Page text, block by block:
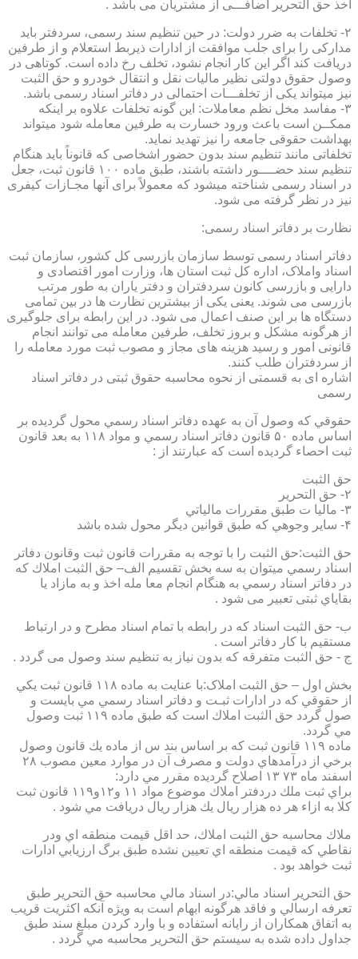
اخذ حق التحریر اضافـــی از مشتریان می باشد .
۲- تخلفات به ضرر دولت: در حین تنظیم سند رسمی، سردفتر باید
مدارکی را برای جلب موافقت از ادارات ذیربط استعلام و از طرفین
دریافت کند اگر این کار انجام نشود، تخلف رخ داده است. کوتاهی در
وصول حقوق دولتی نظیر مالیات نقل و انتقال خودرو و حق الثبت
نیز میتواند یکی از تخلفـــات احتمالی در دفاتر اسناد رسمی باشد.
۳- مفاسد مخل نظم معاملات: این گونه تخلفات علاوه بر اینکه
ممکــن است باعث ورود خسارت به طرفین معامله شود میتواند
بهداشت حقوقی جامعه را نیز تهدید نماید.
تخلفاتی مانند تنظیم سند بدون حضور اشخاصی که قانوناً باید هنگام
تنظیم سند حضــــور داشته باشند، طبق ماده ۱۰۰ قانون ثبت، جعل
در اسناد رسمی شناخته میشود که معمولاً برای آنها مجـازات کیفری
نیز در نظر گرفته می شود.
نظارت بر دفاتر اسناد رسمی:
دفاتر اسناد رسمی توسط سازمان بازرسی کل کشور، سازمان ثبت
اسناد واملاک، اداره کل ثبت استان ها، وزارت امور اقتصادی و
دارایی و بازرسی کانون سردفتران و دفتر یاران به طور مرتب
بازرسی می شوند. یعنی یکی از بیشترین نظارت ها در بین تمامی
دستگاه ها بر این صنف اعمال می شود. در این رابطه برای جلوگیری
از هرگونه مشکل و بروز تخلف، طرفین معامله می توانند انجام
قانونی امور و رسید هزینه های مجاز و مصوب ثبت مورد معامله را
از سردفتران طلب کنند.
اشاره ای به قسمتی از نحوه محاسبه حقوق ثبتی در دفاتر اسناد
رسمی
حقوقي كه وصول آن به عهده دفاتر اسناد رسمي محول گرديده بر
اساس ماده ۵۰ قانون دفاتر اسناد رسمي و مواد ۱۱۸ به بعد قانون
ثبت احصاء گرديده است كه عبارتند از :
حق الثبت
۲- حق التحرير
۳- ماليا ت طبق مقررات مالياتي
۴- ساير وجوهي كه طبق قوانين ديگر محول شده باشد
حق الثبت:حق الثبت را با توجه به مقررات قانون ثبت وقانون دفاتر
اسناد رسمي ميتوان به سه بخش تقسيم الف– حق الثبت املاك كه
در دفاتر اسناد رسمي به هنگام انجام معا مله اخذ و به مازاد يا
بقاياي ثبتی تعبیر می شود .
ب- حق الثبت اسناد كه در رابطه با تمام اسناد مطرح و در ارتباط
مستقيم با كار دفاتر است .
ج - حق الثبت متفرقه كه بدون نياز به تنظیم سند وصول می گردد .
بخش اول – حق الثبت املاک:با عنايت به ماده ۱۱۸ قانون ثبت يكي
از حقوقي كه در ادارات ثبـت و دفاتر اسناد رسمي مي بايست و
صول گردد حق الثبت املاك است كه طبق ماده ۱۱۹ ثبت وصول
مي گردد.
ماده ۱۱۹ قانون ثبت كه بر اساس بند س از ماده يك قانون وصول
برخي از درآمدهاي دولت و مصرف آن در موارد معين مصوب ۲۸
اسفند ماه ۷۳ ۱۳ اصلاح گرديده مقرر مي دارد:
براي ثبت ملك دردفتر املاك موضوع مواد ۱۱ و۱۲و۱۱۹ قانون ثبت
كلا به ازاء هر ده هزار ريال يك هزار ريال دريافت مي شود .
ملاك محاسبه حق الثبت املاك، حد اقل قيمت منطقه اي ودر
نقاطي كه قيمت منطقه اي تعيين نشده طبق برگ ارزيابي ادارات
ثبت خواهد بود .
حق التحرير اسناد مالي:در اسناد مالي محاسبه حق التحرير طبق
تعرفه ارسالي و فاقد هرگونه ابهام است به ويژه آنكه اكثريت قريب
به اتفاق همكاران از رايانه استفاده و با وارد كردن مبلغ سند طبق
جداول داده شده به سيستم حق التحرير محاسبه مي گردد .